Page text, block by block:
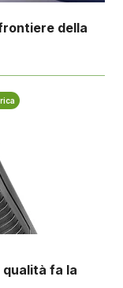
della
qualità fa la